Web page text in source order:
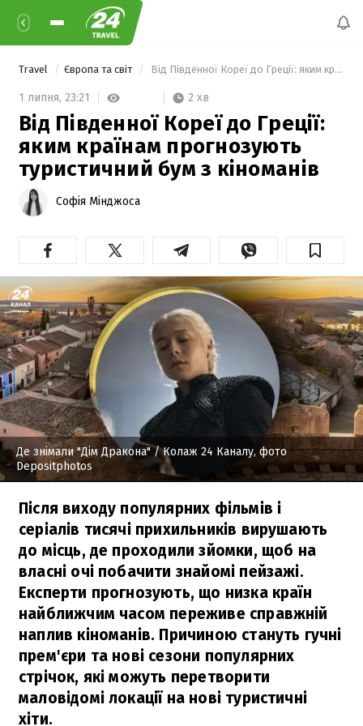
Travel Європа та світ Від Південної Кореї до Греції: яким країнам прогнозують туристичний бум з кіноманів
1 липня, 23:21 2 хв
Від Південної Кореї до Греції:
яким країнам прогнозують
туристичний бум з кіноманів
Софія Мінджоса
Де знімали "Дім Дракона"/ Колаж 24 Каналу, фото
Depositphotos
Після виходу популярних фільмів і
серіалів тисячі прихильників вирушають
до місць, де проходили зйомки, щоб на
власні очі побачити знайомі пейзажі.
Експерти прогнозують, що низка країн
найближчим часом переживе справжній
наплив кіноманів. Причиною стануть гучні
прем'єри та нові сезони популярних
стрічок, які можуть перетворити
маловідомі локації на нові туристичні
хіти.